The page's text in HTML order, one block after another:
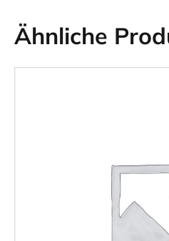
Ähnliche